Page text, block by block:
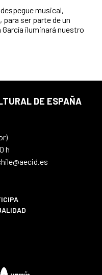
musical,
ser parte de un
iluminará nuestro
DE ESPAÑA
h